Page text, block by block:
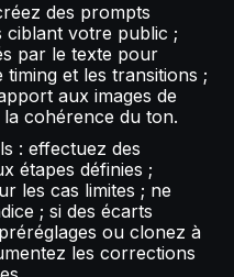
des prompts
ciblant votre public ;
par le texte pour
et les transitions ;
aux images de
cohérence du ton.
: effectuez des
étapes définies ;
les cas limites ; ne
; si des écarts
ou clonez à
les corrections